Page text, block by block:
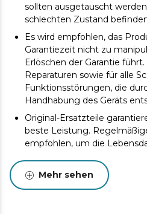
sollten ausgetauscht
schlechten Zustand
Es wird empfohlen, das
Garantiezeit nicht zu
Erlöschen der Garantie
Reparaturen sowie für alle
Funktionsstörungen, die
Handhabung des Geräts
Original-Ersatzteile
beste Leistung.
empfohlen, um die
Mehr sehen